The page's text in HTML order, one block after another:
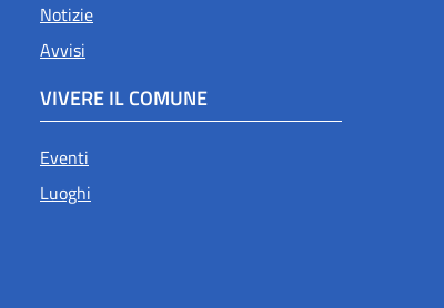
Notizie
Avvisi
VIVERE IL COMUNE
Eventi
Luoghi